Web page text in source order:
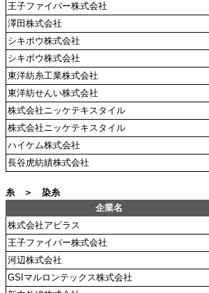
王子ファイバー株式会社
澤田株式会社
シキボウ株式会社
シキボウ株式会社
東洋紡糸工業株式会社
東洋紡せんい株式会社
株式会社ニッケテキスタイル
株式会社ニッケテキスタイル
ハイケム株式会社
長谷虎紡績株式会社
糸 ＞ 染糸
企業名
株式会社アビラス
王子ファイバー株式会社
河辺株式会社
GSIマルロンテックス株式会社